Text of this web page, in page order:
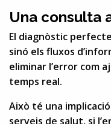
Una consulta
El diagnòstic
sinó els fluxos
eliminar l’error com
temps real.
Això té una
serveis de salut, si